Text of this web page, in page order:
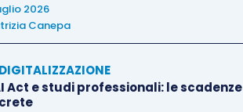
2026
Canepa
Act e studi professionali: le scadenze